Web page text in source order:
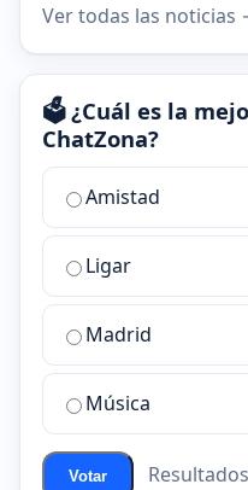
Ver todas las noticias
🗳️ ¿Cuál es la
ChatZona?
¿Cuál
la
mejor
sala
chat
ChatZona?
Amistad
Ligar
Madrid
Música
Votar Resultados